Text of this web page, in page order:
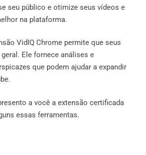
seu público e otimize seus vídeos e
na plataforma.
VidIQ Chrome permite que seus
Ele fornece análises e
que podem ajudar a expandir
a você a extensão certificada
essas ferramentas.